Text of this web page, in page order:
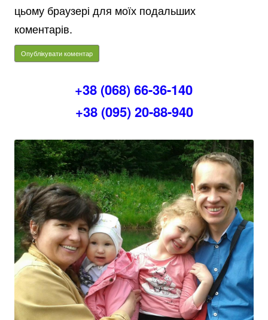
цьому браузері для моїх подальших
коментарів.
+38 (068) 66-36-140
+38 (095) 20-88-940